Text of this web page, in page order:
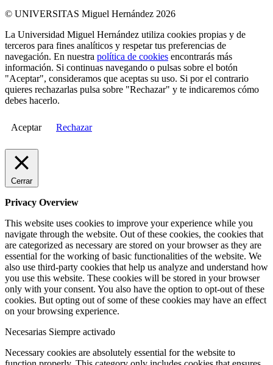
© UNIVERSITAS Miguel Hernández 2026
La Universidad Miguel Hernández utiliza cookies propias y de
terceros para fines analíticos y respetar tus preferencias de
navegación. En nuestra política de cookies encontrarás más
información. Si continuas navegando o pulsas sobre el botón
"Aceptar", consideramos que aceptas su uso. Si por el contrario
quieres rechazarlas pulsa sobre "Rechazar" y te indicaremos cómo
debes hacerlo.
Aceptar Rechazar
Cerrar
Privacy Overview
This website uses cookies to improve your experience while you
navigate through the website. Out of these cookies, the cookies that
are categorized as necessary are stored on your browser as they are
essential for the working of basic functionalities of the website. We
also use third-party cookies that help us analyze and understand how
you use this website. These cookies will be stored in your browser
only with your consent. You also have the option to opt-out of these
cookies. But opting out of some of these cookies may have an effect
on your browsing experience.
Necesarias Siempre activado
Necessary cookies are absolutely essential for the website to